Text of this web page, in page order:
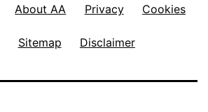
About AA Privacy Cookies
Sitemap Disclaimer